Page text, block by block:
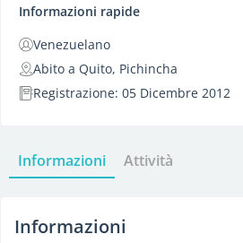
Informazioni rapide
Venezuelano
Abito a Quito, Pichincha
Registrazione: 05 Dicembre 2012
Informazioni Attività
Informazioni